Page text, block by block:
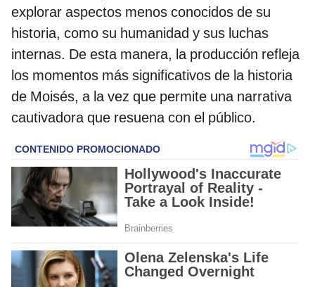
explorar aspectos menos conocidos de su
historia, como su humanidad y sus luchas
internas. De esta manera, la producción refleja
los momentos más significativos de la historia
de Moisés, a la vez que permite una narrativa
cautivadora que resuena con el público.